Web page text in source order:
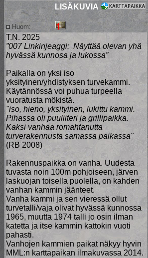
Huom:
LISÄKUVIA
T.N. 2025
”007 Linkinjeaggi: Näyttää olevan yhä
hyvässä kunnosa ja lukossa”
Paikalla on yksi iso
yksityinen/yhdistyksen turvekammi.
Käytännössä voi puhua turpeella
vuoratusta mökistä.
"iso, hieno, yksityinen, lukittu kammi.
Pihassa oli puuliiteri ja grillipaikka.
Kaksi vanhaa romahtanutta
turverakennusta samassa paikassa"
(RB 2008)
Rakennuspaikka on vanha. Uudesta
tuvasta noin 100m pohjoiseen, järven
laskuojan toisella puolella, on kahden
vanhan kammin jäänteet.
Vanha kammi ja sen vieressä ollut
turvetalli/vaja olivat hyvässä kunnossa
1965, muutta 1974 talli jo osin ilman
katetta ja itse kammin kattokin vuoti
pahasti.
Vanhojen kammien paikat näkyy hyvin
MML:n karttapaikan ilmakuvassa 2014.